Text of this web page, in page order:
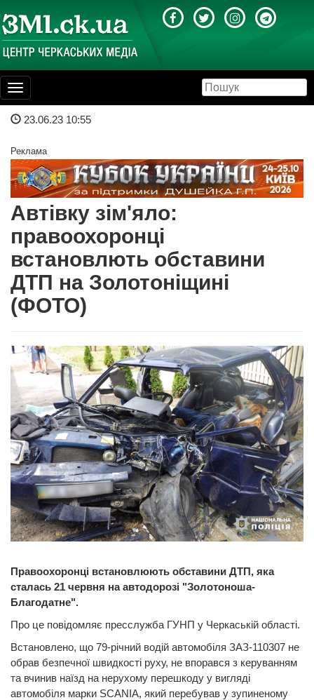
Toggle
navigation
23.06.23 10:55
Реклама
Автівку зім'яло:
правоохоронці
встановлють обставини
ДТП на Золотоніщині
(ФОТО)
Правоохоронці встановлюють обставини ДТП, яка
сталась 21 червня на автодорозі "Золотоноша-
Благодатне".
Про це повідомляє пресслужба ГУНП у Черкаській області.
Встановлено, що 79-річний водій автомобіля ЗАЗ-110307 не
обрав безпечної швидкості руху, не впорався з керуванням
та вчинив наїзд на нерухому перешкоду у вигляді
автомобіля марки SCANIA, який перебував у зупиненому